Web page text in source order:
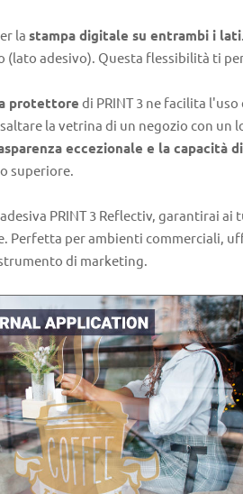
la stampa digitale su entrambi i lati
(lato adesivo). Questa flessibilità ti
protettore di PRINT 3 ne facilita
la vetrina di un negozio con un
eccezionale e la capacità
superiore.
PRINT 3 Reflectiv, garantirai
Perfetta per ambienti commerciali,
di marketing.